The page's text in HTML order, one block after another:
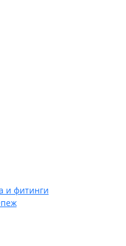
и фитинги